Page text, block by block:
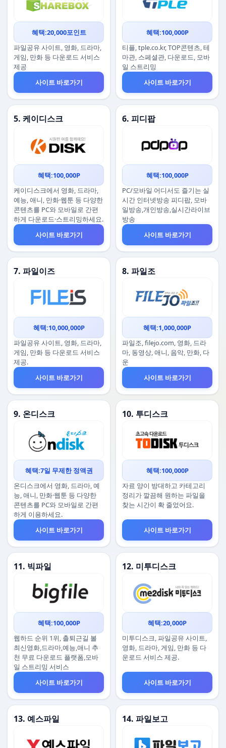
혜택:20,000포인트
파일공유 사이트, 영화, 드라마,
게임, 만화 등 다운로드 서비스
제공
사이트 바로가기
혜택:100,000P
티플, tple.co.kr, TOP콘텐츠, 테
마관, 스페셜관, 다운로드, 모바
일 스트리밍
사이트 바로가기
5. 케이디스크
혜택:100,000P
케이디스크에서 영화, 드라마,
예능, 애니, 만화·웹툰 등 다양한
콘텐츠를 PC와 모바일로 간편
하게 다운로드·스트리밍하세요.
사이트 바로가기
6. 피디팝
혜택:100,000P
PC/모바일 어디서도 즐기는 실
시간 인터넷방송 피디팝, 모바
일방송,개인방송,실시간라이브
방송
사이트 바로가기
7. 파일이즈
혜택:10,000,000P
파일공유 사이트, 영화, 드라마,
게임, 만화 등 다운로드 서비스
제공.
사이트 바로가기
8. 파일조
혜택:1,000,000P
파일조, filejo.com, 영화, 드라
마, 동영상, 애니, 음악, 만화, 다
운
사이트 바로가기
9. 온디스크
혜택:7일 무제한 정액권
온디스크에서 영화, 드라마, 예
능, 애니, 만화·웹툰 등 다양한
콘텐츠를 PC와 모바일로 간편
하게 이용하세요.
사이트 바로가기
10. 투디스크
혜택:100,000P
자료 양이 방대하고 카테고리
정리가 깔끔해 원하는 파일을
찾는 시간이 확 줄었어요.
사이트 바로가기
11. 빅파일
혜택:100,000P
웹하드 순위 1위, 출퇴근길 볼
최신영화,드라마,예능,애니 추
천 무료 다운로드 플랫폼,모바
일 스트리밍 서비스
사이트 바로가기
12. 미투디스크
혜택:20,000P
미투디스크, 파일공유 사이트,
영화, 드라마, 게임, 만화 등 다
운로드 서비스 제공.
사이트 바로가기
13. 예스파일 14. 파일보고